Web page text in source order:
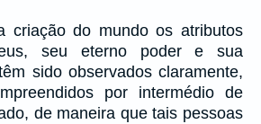
criação do mundo os atributos
seu eterno poder e sua
sido observados claramente,
por intermédio de
de maneira que tais pessoas